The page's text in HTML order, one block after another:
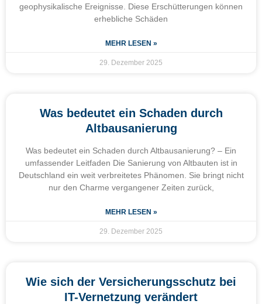
geophysikalische Ereignisse. Diese Erschütterungen können
erhebliche Schäden
MEHR LESEN »
29. Dezember 2025
Was bedeutet ein Schaden durch
Altbausanierung
Was bedeutet ein Schaden durch Altbausanierung? – Ein
umfassender Leitfaden Die Sanierung von Altbauten ist in
Deutschland ein weit verbreitetes Phänomen. Sie bringt nicht
nur den Charme vergangener Zeiten zurück,
MEHR LESEN »
29. Dezember 2025
Wie sich der Versicherungsschutz bei
IT-Vernetzung verändert